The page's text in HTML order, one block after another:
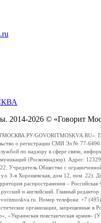
2014-2026 © «Говорит
GOVORITMOSKVA.RU».
о регистрации СМИ Эл № 77-
по надзору в сфере связи,
(Роскомнадзор). Адрес:
Учредитель Общество с
3-я Хорошевская, дом 12, пом. 22).
распространения – Российская
и английский. Главный редактор
Номер телефона: +7
организации, запрещенные в
«Украинская повстанческая армия»